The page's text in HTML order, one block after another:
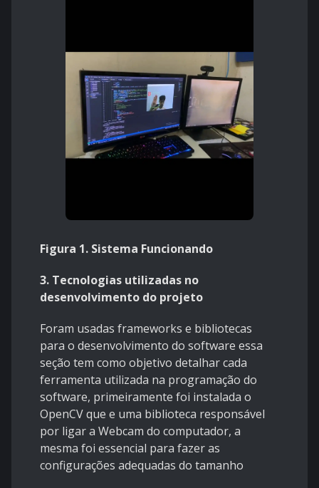
Figura 1. Sistema Funcionando
3. Tecnologias utilizadas no
desenvolvimento do projeto
Foram usadas frameworks e bibliotecas
para o desenvolvimento do software essa
seção tem como objetivo detalhar cada
ferramenta utilizada na programação do
software, primeiramente foi instalada o
OpenCV que e uma biblioteca responsável
por ligar a Webcam do computador, a
mesma foi essencial para fazer as
configurações adequadas do tamanho